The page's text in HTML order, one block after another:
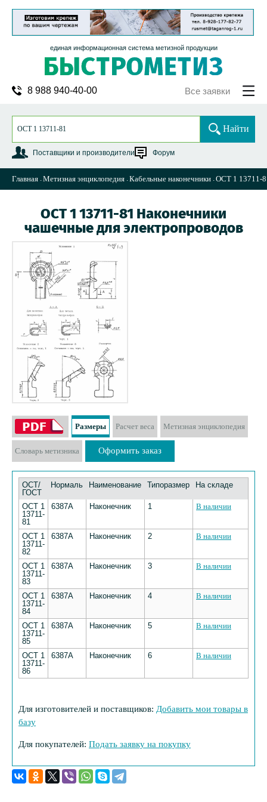
единая информационная система метизной продукции
8 988 940-40-00 Все заявки
Поставщики и производители Форум
Найти
Главная Метизная энциклопедия Кабельные наконечники ОСТ 1 13711-
ОСТ 1 13711-81 Наконечники
чашечные для электропроводов
Размеры Расчет веса Метизная энциклопедия
Словарь метизника Оформить заказ
ОСТ/
ГОСТ
Нормаль Наименование Типоразмер На складе
ОСТ 1
13711-
81
6387А Наконечник 1 В наличии
ОСТ 1
13711-
82
6387А Наконечник 2 В наличии
ОСТ 1
13711-
83
6387А Наконечник 3 В наличии
ОСТ 1
13711-
84
6387А Наконечник 4 В наличии
ОСТ 1
13711-
85
6387А Наконечник 5 В наличии
ОСТ 1
13711-
86
6387А Наконечник 6 В наличии
Для изготовителей и поставщиков: Добавить мои товары в
базу
Для покупателей: Подать заявку на покупку